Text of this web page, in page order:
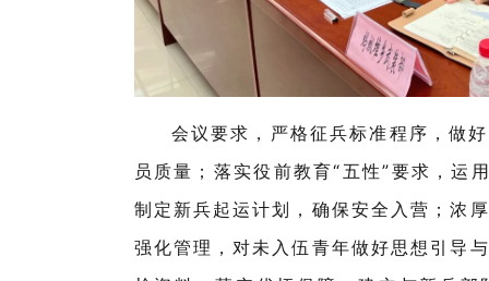
会议要求，严格征兵标准程序，做
员质量；落实役前教育“五性”要求，运
制定新兵起运计划，确保安全入营；浓
强化管理，对未入伍青年做好思想引导